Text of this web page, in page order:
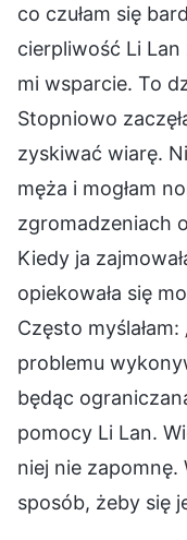
co czułam się
cierpliwość Li Lan
mi wsparcie. To
Stopniowo
zyskiwać wiarę.
męża i mogłam
zgromadzeniach
Kiedy ja
opiekowała się
Często
problemu
będąc
pomocy Li Lan.
niej nie zapomnę.
sposób, żeby się